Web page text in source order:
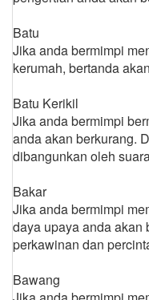
Batu
Jika anda bermimpi
kerumah, bertanda
Batu Kerikil
Jika anda bermimpi
anda akan berkurang.
dibangunkan oleh
Bakar
Jika anda bermimpi
daya upaya anda akan
perkawinan dan
Bawang